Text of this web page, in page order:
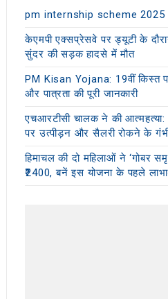
pm internship scheme 2025
केएमपी एक्सप्रेसवे पर ड्यूटी के
सुंदर की सड़क हादसे में मौत
PM Kisan Yojana: 19वीं किस्त
और पात्रता की पूरी जानकारी
एचआरटीसी चालक ने की आत्महत्या:
पर उत्पीड़न और सैलरी रोकने के
हिमाचल की दो महिलाओं ने ‘गोबर
₹2400, बनें इस योजना के पहले